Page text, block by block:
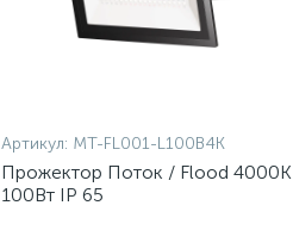
Артикул: MT-FL001-L100B4K
Прожектор Поток / Flood 4000К
100Вт IP 65